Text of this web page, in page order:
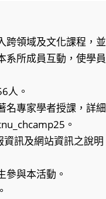
跨領域及文化課程，並
系所成員互動，使學員
人。
名專家學者授課，詳細
。
訊及網站資訊之說明
與本活動。